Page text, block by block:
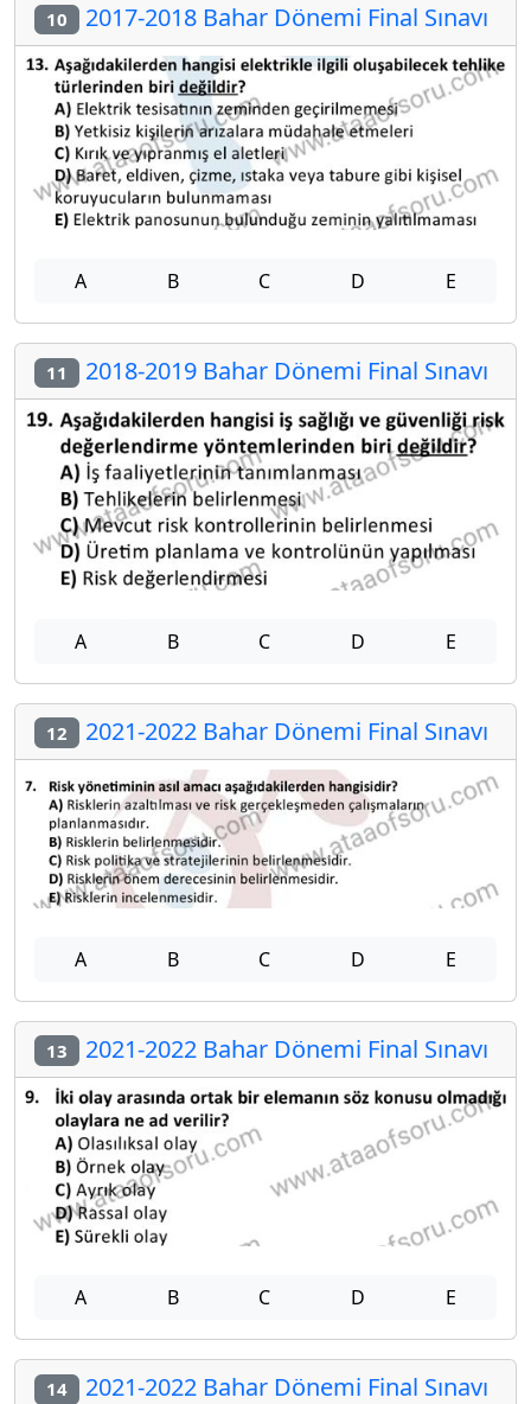
10 2017-2018 Bahar Dönemi Final Sınavı
A B C D E
11 2018-2019 Bahar Dönemi Final Sınavı
A B C D E
12 2021-2022 Bahar Dönemi Final Sınavı
A B C D E
13 2021-2022 Bahar Dönemi Final Sınavı
A B C D E
14 2021-2022 Bahar Dönemi Final Sınavı